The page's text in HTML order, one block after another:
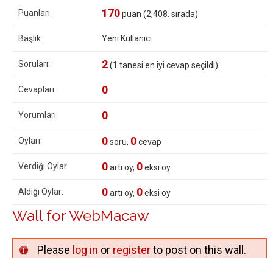
Puanları: 170puan (2,408 . sırada)
Başlık: Yeni Kullanıcı
Soruları: 2(1 tanesi en iyi cevap seçildi)
Cevapları: 0
Yorumları: 0
Oyları: 0soru, 0cevap
Verdiği Oylar: 0artı oy, 0eksi oy
Aldığı Oylar: 0artı oy, 0eksi oy
Wall for WebMacaw
Please log in or registerto post on this wall.